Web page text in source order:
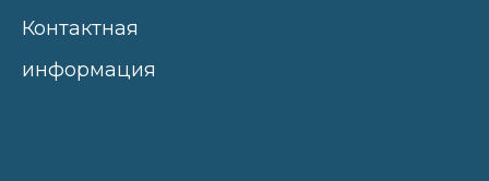
Контактная
информация